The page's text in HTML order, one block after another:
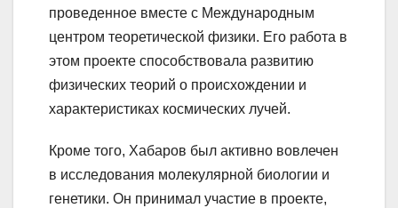
проведенное вместе с Международным
центром теоретической физики. Его работа в
этом проекте способствовала развитию
физических теорий о происхождении и
характеристиках космических лучей.
Кроме того, Хабаров был активно вовлечен
в исследования молекулярной биологии и
генетики. Он принимал участие в проекте,